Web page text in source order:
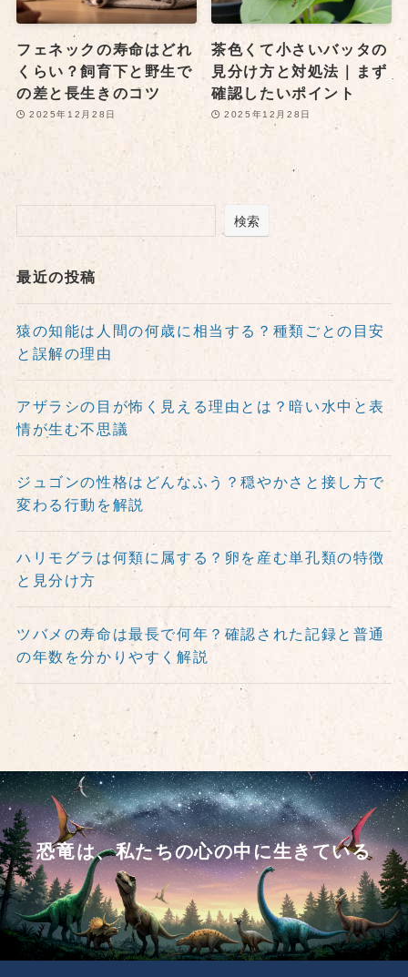
フェネックの寿命はどれ
くらい？飼育下と野生で
の差と長生きのコツ
2025年12月28日
茶色くて小さいバッタの
見分け方と対処法｜まず
確認したいポイント
2025年12月28日
検索
最近の投稿
猿の知能は人間の何歳に相当する？種類ごとの目安
と誤解の理由
アザラシの目が怖く見える理由とは？暗い水中と表
情が生む不思議
ジュゴンの性格はどんなふう？穏やかさと接し方で
変わる行動を解説
ハリモグラは何類に属する？卵を産む単孔類の特徴
と見分け方
ツバメの寿命は最長で何年？確認された記録と普通
の年数を分かりやすく解説
恐竜は、私たちの心の中に生きている